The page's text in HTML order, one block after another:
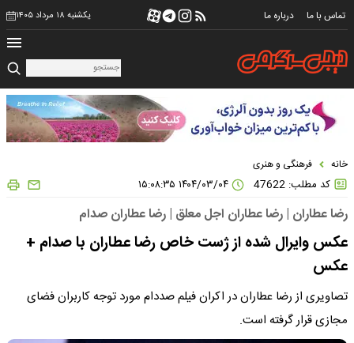
تماس با ما درباره ما یکشنبه ۱۸ مرداد ۱۴۰۵
خانه فرهنگی و هنری
کد مطلب: 47622
رضا عطاران | رضا عطاران اجل معلق | رضا عطاران صدام
عکس وایرال شده از ژست خاص رضا عطاران با صدام +
عکس
تصاویری از رضا عطاران در اکران فیلم صددام مورد توجه کاربران فضای
مجازی قرار گرفته است.